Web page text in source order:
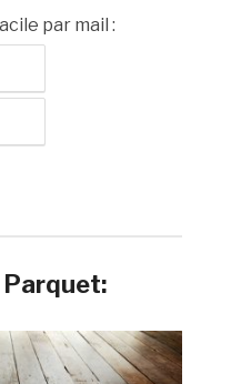
par mail :
Parquet: